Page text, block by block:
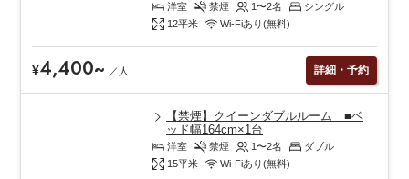
洋室 禁煙 1〜2名
シングル
12平米 Wi-Fiあり(無料)
¥4,400~ ／ 人 詳細・予約
【禁煙】クイーンダブルルーム ■ベ
ッド幅164cm×1台
洋室 禁煙 1〜2名
ダブル
15平米 Wi-Fiあり(無料)